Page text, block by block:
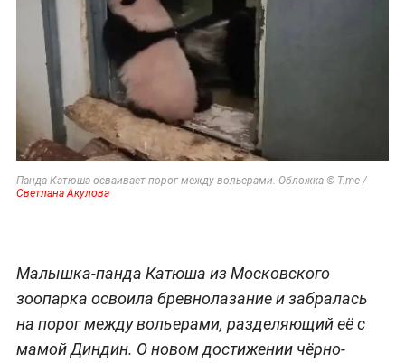
Панда Катюша осваивает порог между вольерами. Обложка © T.me /
Светлана Акулова
Малышка-панда Катюша из Московского
зоопарка освоила бревнолазание и забралась
на порог между вольерами, разделяющий её с
мамой Диндин. О новом достижении чёрно-